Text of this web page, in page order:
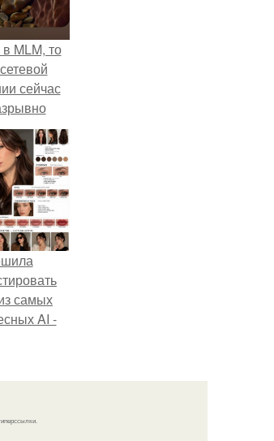
MLM, то
сейчас
создание
в
самых
AI -